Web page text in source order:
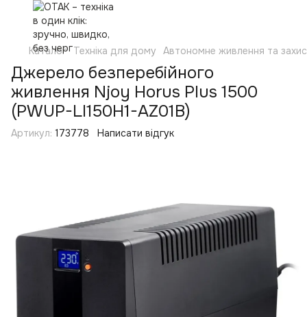
Каталог Техніка для дому Автономне живлення та
Джерело безперебійного
живлення Njoy Horus Plus 1500
(PWUP-LI150H1-AZ01B)
Артикул: 173778 Написати відгук